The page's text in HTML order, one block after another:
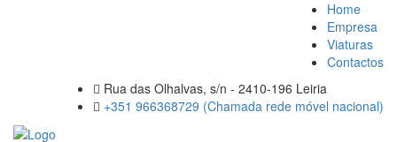
Home
Empresa
Viaturas
Contactos
Rua das Olhalvas, s/n - 2410-196 Leiria
+351 966368729 (Chamada rede móvel nacional)